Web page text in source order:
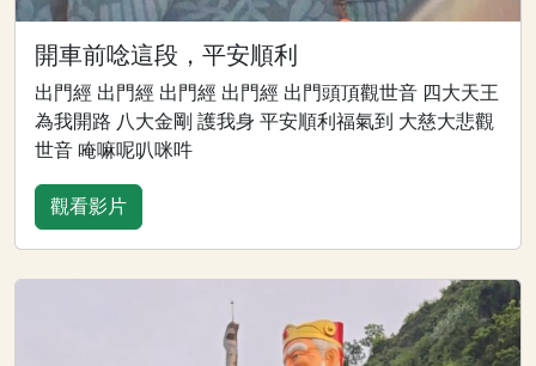
開車前唸這段，平安順利
出門經 出門經 出門經 出門經 出門頭頂觀世音 四大天王
為我開路 八大金剛 護我身 平安順利福氣到 大慈大悲觀
世音 唵嘛呢叭咪吽
觀看影片